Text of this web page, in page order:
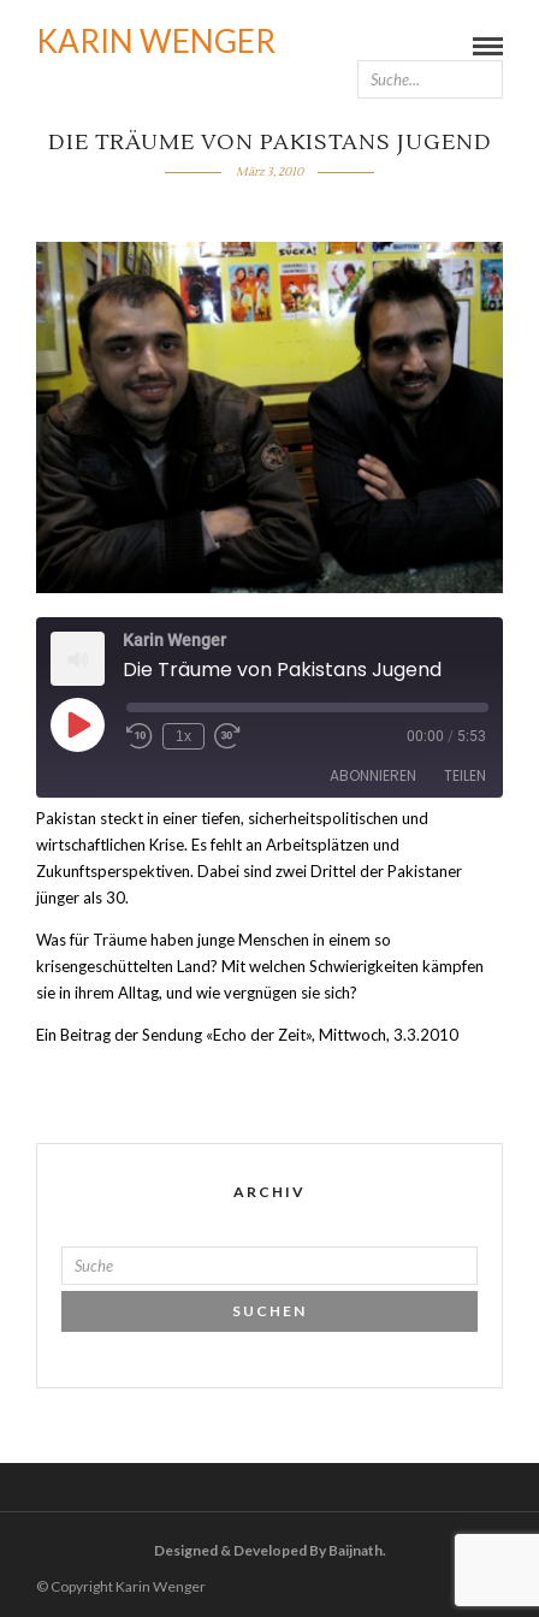
KARIN WENGER
DIE TRÄUME VON PAKISTANS JUGEND
März 3, 2010
Karin Wenger
Die Träume von Pakistans Jugend
Play
Episode Rewind
1x
Fast
seconds
00:00 / 5:53
ABONNIEREN TEILEN
RSS FEED
TEILEN
LINK
EMBED
Pakistan steckt in einer tiefen, sicherheitspolitischen und
wirtschaftlichen Krise. Es fehlt an Arbeitsplätzen und
Zukunftsperspektiven. Dabei sind zwei Drittel der Pakistaner
jünger als 30.
Was für Träume haben junge Menschen in einem so
krisengeschüttelten Land? Mit welchen Schwierigkeiten kämpfen
sie in ihrem Alltag, und wie vergnügen sie sich?
Ein Beitrag der Sendung «Echo der Zeit», Mittwoch, 3.3.2010
ARCHIV
Designed & Developed By Baijnath.
© Copyright Karin Wenger